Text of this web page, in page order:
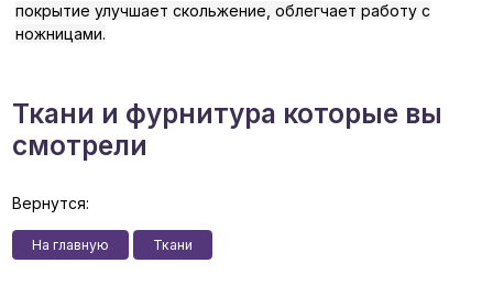
покрытие улучшает скольжение, облегчает работу с
ножницами.
Ткани и фурнитура которые вы
смотрели
Вернутся:
На главную Ткани